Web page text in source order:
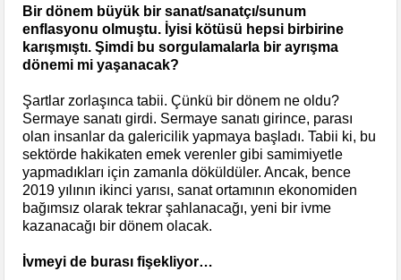
Bir dönem büyük bir sanat/sanatçı/sunum
enflasyonu olmuştu. İyisi kötüsü hepsi birbirine
karışmıştı. Şimdi bu sorgulamalarla bir ayrışma
dönemi mi yaşanacak?
Şartlar zorlaşınca tabii. Çünkü bir dönem ne oldu?
Sermaye sanatı girdi. Sermaye sanatı girince, parası
olan insanlar da galericilik yapmaya başladı. Tabii ki, bu
sektörde hakikaten emek verenler gibi samimiyetle
yapmadıkları için zamanla döküldüler. Ancak, bence
2019 yılının ikinci yarısı, sanat ortamının ekonomiden
bağımsız olarak tekrar şahlanacağı, yeni bir ivme
kazanacağı bir dönem olacak.
İvmeyi de burası fişekliyor…